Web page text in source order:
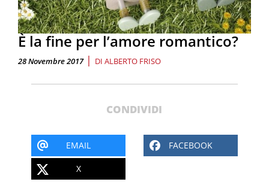
È la fine per l’amore romantico?
28 Novembre 2017 | DI ALBERTO FRISO
CONDIVIDI
EMAIL FACEBOOK
X